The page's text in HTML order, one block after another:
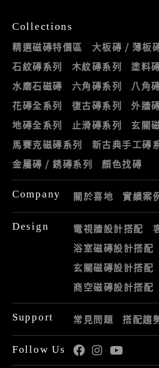
Collections
精選磁磚特價區 大板磚 / 薄板
石紋磚系列
木紋磚系列 塗料
水磨石磁磚
六角磚系列 八角
花磚全系列
復古磚系列 外牆
地磚全系列
止滑磚系列
玄關
馬賽克磁磚系列
新古典手工磚
金屬磚 / 銹磚系列
顏色找磚
Company 關於喜地 實績案
Design 電視牆設計搭配
浴室磁磚設計搭配
玄關磁磚設計搭配
商空磁磚設計搭配
Support 常見問題 搭配趨
Follow Us